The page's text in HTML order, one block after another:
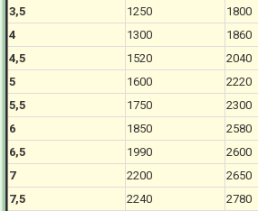
3,5
1250 1800
4
1300 1860
4,5
1520 2040
5
1600 2220
5,5
1750 2300
6
1850 2580
6,5
1990 2600
7
2200 2650
7,5
2240 2780